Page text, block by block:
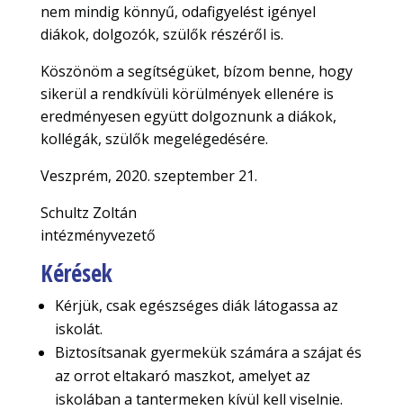
nem mindig könnyű, odafigyelést igényel
diákok, dolgozók, szülők részéről is.
Köszönöm a segítségüket, bízom benne, hogy
sikerül a rendkívüli körülmények ellenére is
eredményesen együtt dolgoznunk a diákok,
kollégák, szülők megelégedésére.
Veszprém, 2020. szeptember 21.
Schultz Zoltán
intézményvezető
Kérések
Kérjük, csak egészséges diák látogassa az
iskolát.
Biztosítsanak gyermekük számára a szájat és
az orrot eltakaró maszkot, amelyet az
iskolában a tantermeken kívül kell viselnie.